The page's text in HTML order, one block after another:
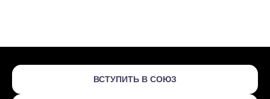
ВСТУПИТЬ В СОЮЗ